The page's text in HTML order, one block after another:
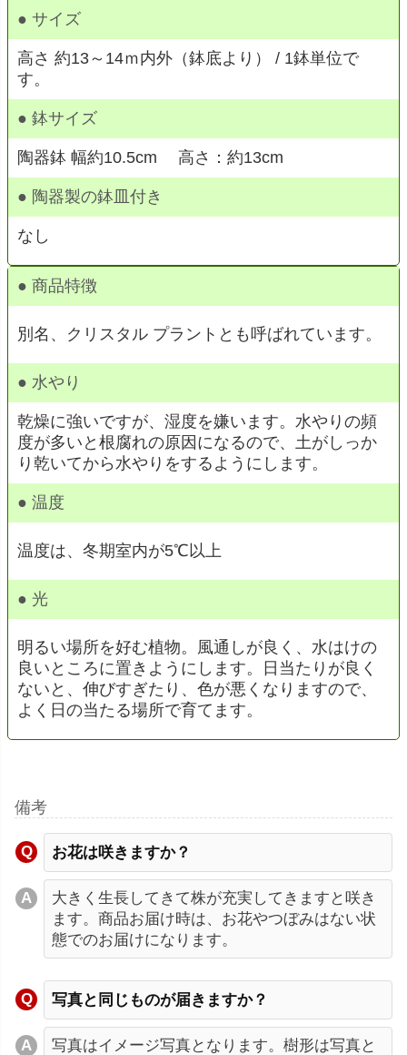
● サイズ
高さ 約13～14ｍ内外（鉢底より） / 1鉢単位で
す。
● 鉢サイズ
陶器鉢 幅約10.5cm 高さ：約13cm
● 陶器製の鉢皿付き
なし
● 商品特徴
別名、クリスタル プラントとも呼ばれています。
● 水やり
乾燥に強いですが、湿度を嫌います。水やりの頻
度が多いと根腐れの原因になるので、土がしっか
り乾いてから水やりをするようにします。
● 温度
温度は、冬期室内が5℃以上
● 光
明るい場所を好む植物。風通しが良く、水はけの
良いところに置きようにします。日当たりが良く
ないと、伸びすぎたり、色が悪くなりますので、
よく日の当たる場所で育てます。
備考
お花は咲きますか？
大きく生長してきて株が充実してきますと咲き
ます。商品お届け時は、お花やつぼみはない状
態でのお届けになります。
写真と同じものが届きますか？
写真はイメージ写真となります。樹形は写真と